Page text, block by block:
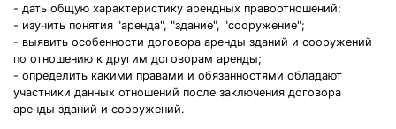
- дать общую характеристику арендных правоотношений;
- изучить понятия "аренда", "здание", "сооружение";
- выявить особенности договора аренды зданий и сооружений
по отношению к другим договорам аренды;
- определить какими правами и обязанностями обладают
участники данных отношений после заключения договора
аренды зданий и сооружений.